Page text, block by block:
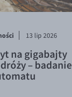
13 lip 2026
na gigabajty
– badanie